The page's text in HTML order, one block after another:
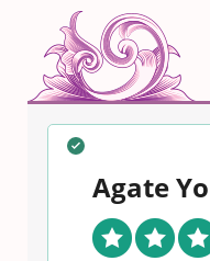
Agate